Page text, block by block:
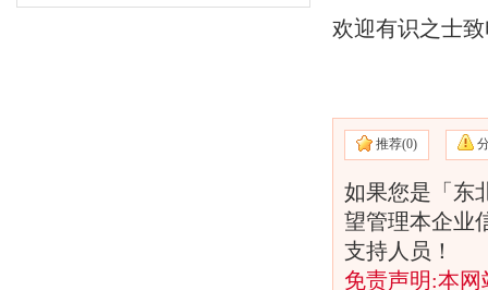
欢迎有识之士
推荐(0)
如果您是「东
望管理本企业
支持人员！
免责声明:本